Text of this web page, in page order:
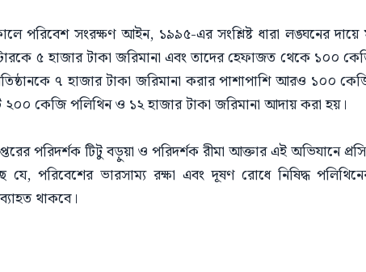
পরিবেশ সংরক্ষণ আইন, ১৯৯৫-এর সংশ্লিষ্ট ধারা লঙ্ঘনের দায়ে
৫ হাজার টাকা জরিমানা এবং তাদের হেফাজত থেকে ১০০
৭ হাজার টাকা জরিমানা করার পাশাপাশি আরও ১০০
কেজি পলিথিন ও ১২ হাজার টাকা জরিমানা আদায় করা হয়।
পরিদর্শক টিটু বড়ুয়া ও পরিদর্শক রীমা আক্তার এই অভিযানে
যে, পরিবেশের ভারসাম্য রক্ষা এবং দূষণ রোধে নিষিদ্ধ
থাকবে।